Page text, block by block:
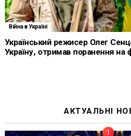
Війна в Україні
Український режисер Олег
Україну, отримав поранення на
АКТУАЛЬНІ